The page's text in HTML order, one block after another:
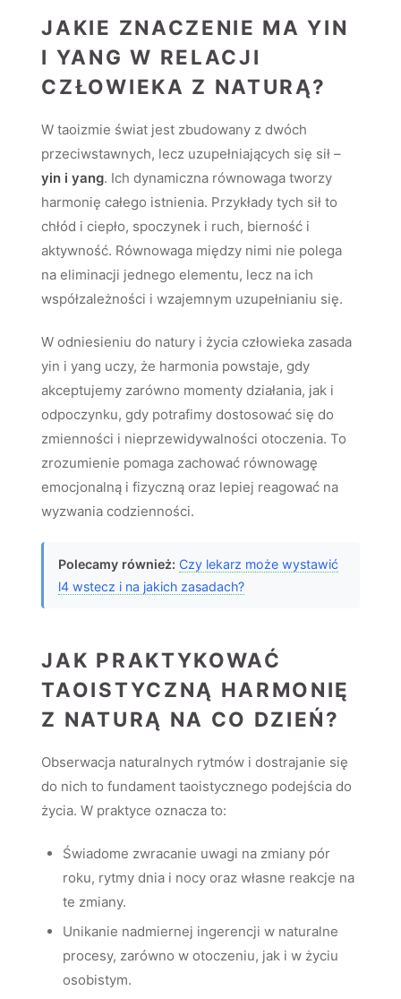
JAKIE ZNACZENIE MA YIN
I YANG W RELACJI
CZŁOWIEKA Z NATURĄ?
W taoizmie świat jest zbudowany z dwóch
przeciwstawnych, lecz uzupełniających się sił –
yin i yang. Ich dynamiczna równowaga tworzy
harmonię całego istnienia. Przykłady tych sił to
chłód i ciepło, spoczynek i ruch, bierność i
aktywność. Równowaga między nimi nie polega
na eliminacji jednego elementu, lecz na ich
współzależności i wzajemnym uzupełnianiu się.
W odniesieniu do natury i życia człowieka zasada
yin i yang uczy, że harmonia powstaje, gdy
akceptujemy zarówno momenty działania, jak i
odpoczynku, gdy potrafimy dostosować się do
zmienności i nieprzewidywalności otoczenia. To
zrozumienie pomaga zachować równowagę
emocjonalną i fizyczną oraz lepiej reagować na
wyzwania codzienności.
Polecamy również: Czy lekarz może wystawić
l4 wstecz i na jakich zasadach?
JAK PRAKTYKOWAĆ
TAOISTYCZNĄ HARMONIĘ
Z NATURĄ NA CO DZIEŃ?
Obserwacja naturalnych rytmów i dostrajanie się
do nich to fundament taoistycznego podejścia do
życia. W praktyce oznacza to:
Świadome zwracanie uwagi na zmiany pór
roku, rytmy dnia i nocy oraz własne reakcje na
te zmiany.
Unikanie nadmiernej ingerencji w naturalne
procesy, zarówno w otoczeniu, jak i w życiu
osobistym.